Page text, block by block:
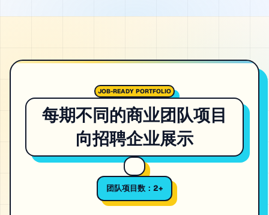
JOB-READY PORTFOLIO
每期不同的商业团队项目
向招聘企业展示
团队项目数：2+